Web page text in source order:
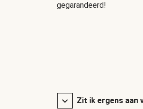
gegarandeerd!
Zit ik ergens aan